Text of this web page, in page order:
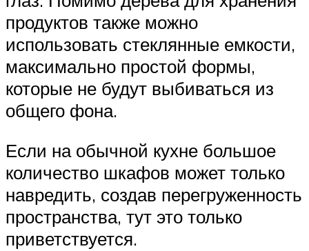
продуктов также можно
использовать стеклянные емкости,
максимально простой формы,
которые не будут выбиваться из
общего фона.
Если на обычной кухне большое
количество шкафов может только
навредить, создав перегруженность
пространства, тут это только
приветствуется.